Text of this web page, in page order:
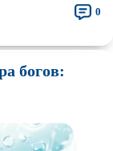
0
богов: